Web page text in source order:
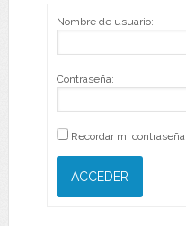
Nombre de usuario:
Contraseña:
Recordar mi contraseña
ACCEDER